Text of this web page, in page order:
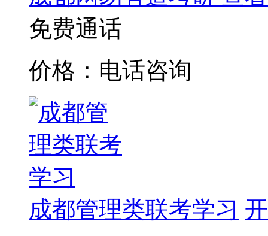
免费通话
价格：电话咨询
成都管理类联考学习